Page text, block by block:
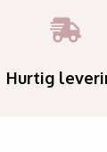
Hurtig